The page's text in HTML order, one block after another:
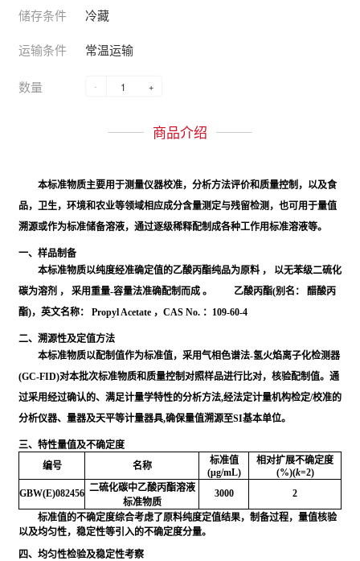
储存条件 冷藏
运输条件 常温运输
数量 - +
商品介绍
本标准物质主要用于测量仪器校准，分析方法评价和质量控制，以及食
品，卫生，环境和农业等领域相应成分含量测定与残留检测，也可用于量值
溯源或作为标准储备溶液，通过逐级稀释配制成各种工作用标准溶液等。
一、样品制备
本标准物质以纯度经准确定值的乙酸丙酯纯品为原料 ， 以无苯级二硫化
碳为溶剂 ， 采用重量-容量法准确配制而成 。 乙酸丙酯(别名： 醋酸丙
酯)，英文名称： Propyl Acetate ，CAS No. ：109-60-4
二、溯源性及定值方法
本标准物质以配制值作为标准值，采用气相色谱法-氢火焰离子化检测器
(GC-FID)对本批次标准物质和质量控制对照样品进行比对，核验配制值。通
过采用经过确认的、满足计量学特性的分析方法,经法定计量机构检定/校准的
分析仪器、量器及天平等计量器具,确保量值溯源至SI基本单位。
三、特性量值及不确定度
编号
名称
标准值
(μg/mL)
相对扩展不确定度
(%)(k=2)
GBW(E)082456 二硫化碳中乙酸丙酯溶液
标准物质
3000 2
标准值的不确定度综合考虑了原料纯度定值结果，制备过程，量值核验
以及均匀性，稳定性等引入的不确定度分量。
四、均匀性检验及稳定性考察